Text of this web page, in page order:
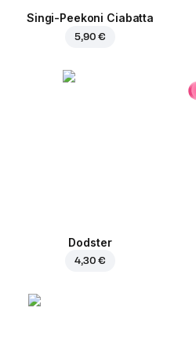
Singi-Peekoni Ciabatta
5,90 €
Dodster
4,30 €